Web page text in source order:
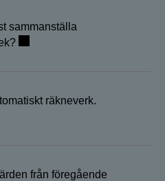
sammanställa
räkneverk.
från föregående